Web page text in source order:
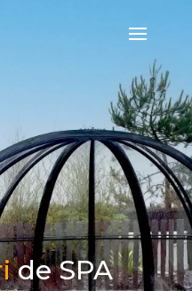
de SPA